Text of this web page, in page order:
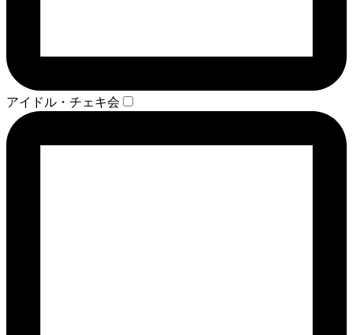
アイドル・チェキ会